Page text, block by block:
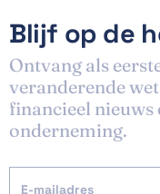
Blijf op de
Ontvang als
veranderende
financieel nieuws
onderneming.